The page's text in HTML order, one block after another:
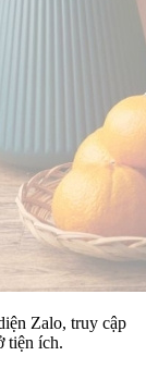
Zalo, truy cập
tiện ích.